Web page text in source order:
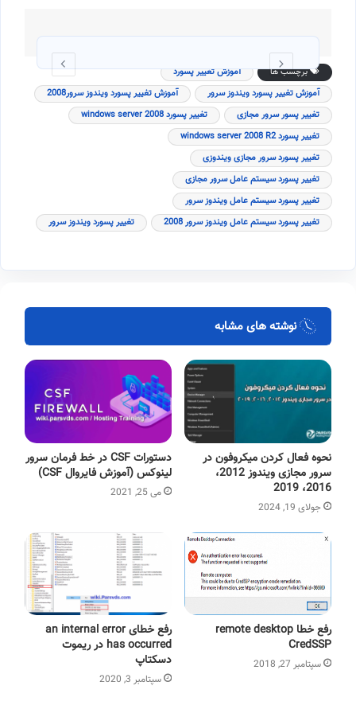
برچسب ها
آموزش تغییر پسورد
آموزش تغییر پسورد ویندوز سرور
آموزش تغییر پسورد ویندوز سرور2008
تغییر پسور سرور مجازی
تغییر پسورد windows server 2008
تغییر پسورد windows server 2008 R2
تغییر پسورد سرور مجازی ویندوزی
تغییر پسورد سیستم عامل سرور مجازی
تغییر پسورد سیستم عامل ویندوز سرور
تغییر پسورد سیستم عامل ویندوز سرور 2008
تغییر پسورد ویندوز سرور
نوشته های مشابه
دستورات CSF در خط فرمان سرور
لینوکس (آموزش فایروال CSF)
می 25, 2021
نحوه فعال کردن میکروفون در
سرور مجازی ویندوز 2012،
2016، 2019
جولای 19, 2024
رفع خطای an internal error
has occurred در ریموت
دسکتاپ
سپتامبر 3, 2020
رفع خطا remote desktop
CredSSP
سپتامبر 27, 2018